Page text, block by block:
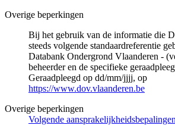
Overige beperkingen
Bij het gebruik van de informatie die
steeds volgende standaardreferentie
Databank Ondergrond Vlaanderen -
beheerder en de specifieke
Geraadpleegd op dd/mm/jjjj, op
https://www.dov.vlaanderen.be
Overige beperkingen
Volgende